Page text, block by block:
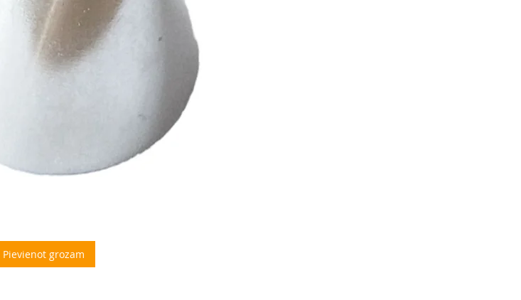
Pievienot grozam